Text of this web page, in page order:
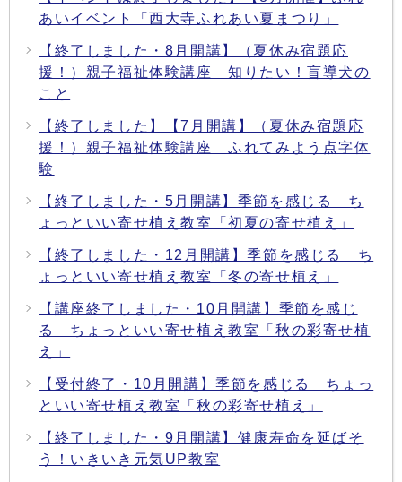
あいイベント「西大寺ふれあい夏まつり」
【終了しました・8月開講】（夏休み宿題応
援！）親子福祉体験講座 知りたい！盲導犬の
こと
【終了しました】【7月開講】（夏休み宿題応
援！）親子福祉体験講座 ふれてみよう点字体
験
【終了しました・5月開講】季節を感じる ち
ょっといい寄せ植え教室「初夏の寄せ植え」
【終了しました・12月開講】季節を感じる ち
ょっといい寄せ植え教室「冬の寄せ植え」
【講座終了しました・10月開講】季節を感じ
る ちょっといい寄せ植え教室「秋の彩寄せ植
え」
【受付終了・10月開講】季節を感じる ちょっ
といい寄せ植え教室「秋の彩寄せ植え」
【終了しました・9月開講】健康寿命を延ばそ
う！いきいき元気UP教室